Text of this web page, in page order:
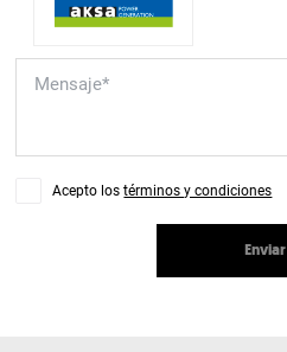
Acepto lostérminos y condiciones
Enviar